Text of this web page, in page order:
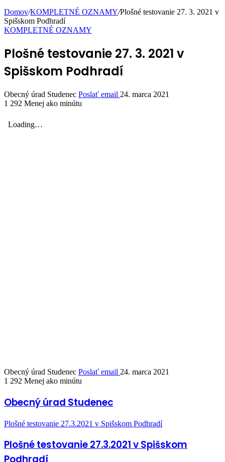
Domov/KOMPLETNÉ OZNAMY/Plošné testovanie 27. 3. 2021 v
Spišskom Podhradí
KOMPLETNÉ OZNAMY
Plošné testovanie 27. 3. 2021 v
Spišskom Podhradí
Obecný úrad Studenec Poslať email 24. marca 2021
1 292 Menej ako minútu
Obecný úrad Studenec Poslať email 24. marca 2021
1 292 Menej ako minútu
Obecný úrad Studenec
Plošné testovanie 27.3.2021 v Spišskom Podhradí
Plošné testovanie 27.3.2021 v Spišskom